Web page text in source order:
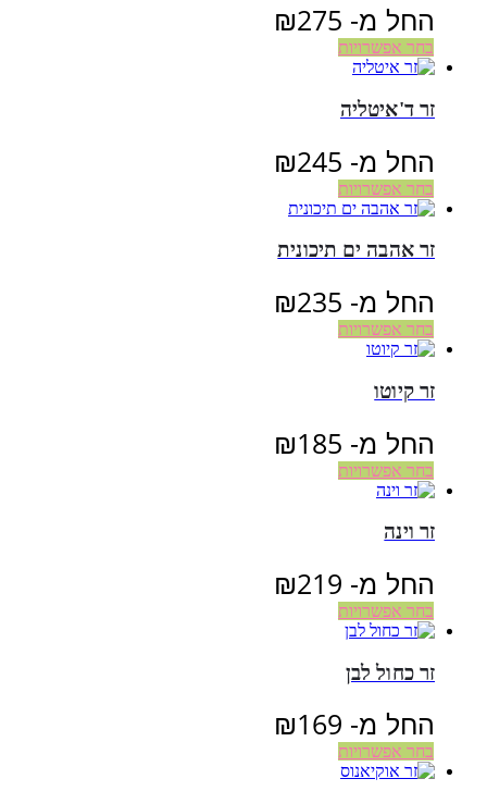
החל מ- ₪275
בחר אפשרויות
זר ד'איטליה
החל מ- ₪245
בחר אפשרויות
זר אהבה ים תיכונית
החל מ- ₪235
בחר אפשרויות
זר קיוטו
החל מ- ₪185
בחר אפשרויות
זר וינה
החל מ- ₪219
בחר אפשרויות
זר כחול לבן
החל מ- ₪169
בחר אפשרויות